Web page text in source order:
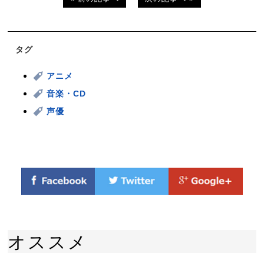
タグ
アニメ
音楽・CD
声優
オススメ